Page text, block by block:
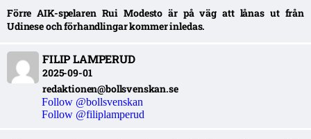
Förre AIK-spelaren Rui Modesto är på väg att lånas ut från
Udinese och förhandlingar kommer inledas.
FILIP LAMPERUD
2025-09-01
redaktionen@bollsvenskan.se
Follow @bollsvenskan
Follow @filiplamperud